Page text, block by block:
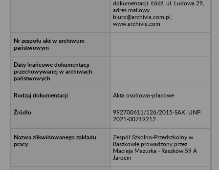
dokumentacji: Łódź, ul. Ludowa 29,
adres mailowy:
biuro@archivia.com.pl,
www.archivia.com
Akta osobowo-płacowe
992700611/126/2015-SAK; UNP:
2021-00719212
Zespół Szkolno-Przedszkolny w
Raszkowie prowadzony przez
Macieja Mazurka - Raszków 59 A
Jarocin